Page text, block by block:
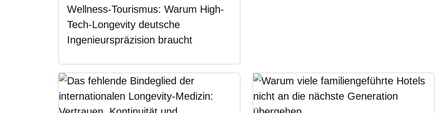
Wellness-Tourismus: Warum High-
Tech-Longevity deutsche
Ingenieurspräzision braucht